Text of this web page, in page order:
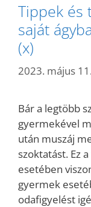
Tippek és
saját
(x)
2023. május
Bár a legtöbb
gyermekével
után muszáj
szoktatást. Ez
esetében
gyermek
odafigyelést